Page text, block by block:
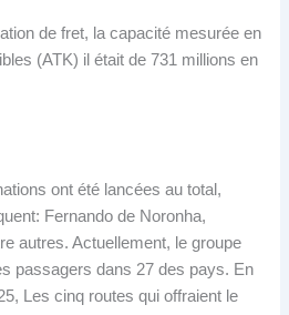
de fret, la capacité mesurée en
(ATK) il était de 731 millions en
ont été lancées au total,
Fernando de Noronha,
autres. Actuellement, le groupe
passagers dans 27 des pays. En
Les cinq routes qui offraient le